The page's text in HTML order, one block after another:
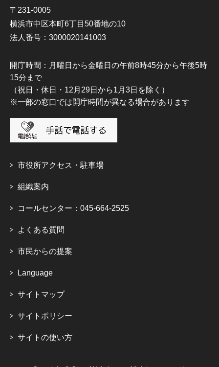
〒231-0005
横浜市中区本町6丁目50番地の10
法人番号：3000020141003
開庁時間：月曜日から金曜日の午前8時45分から午後5時
15分まで
（祝日・休日・12月29日から1月3日を除く）
※一部の窓口では開庁時間が異なる場合があります
市役所アクセス・駐車場
組織案内
コールセンター：045-664-2525
よくある質問
市民からの提案
Language
サイトマップ
サイトポリシー
サイトの使い方